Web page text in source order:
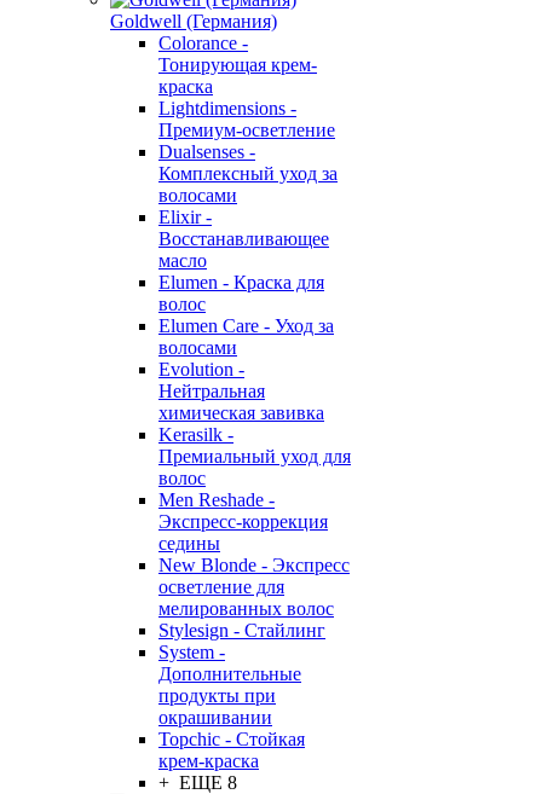
Goldwell (Германия)
Colorance -
Тонирующая крем-
краска
Lightdimensions -
Премиум-осветление
Dualsenses -
Комплексный уход за
волосами
Elixir -
Восстанавливающее
масло
Elumen - Краска для
волос
Elumen Care - Уход за
волосами
Evolution -
Нейтральная
химическая завивка
Kerasilk -
Премиальный уход для
волос
Men Reshade -
Экспресс-коррекция
седины
New Blonde - Экспресс
осветление для
мелированных волос
Stylesign - Стайлинг
System -
Дополнительные
продукты при
окрашивании
Topchic - Стойкая
крем-краска
+ ЕЩЕ 8